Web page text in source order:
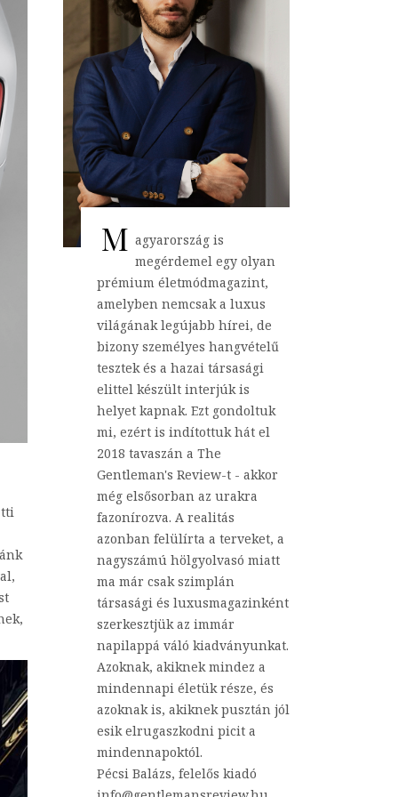
M agyarország is
megérdemel egy olyan
prémium életmódmagazint,
amelyben nemcsak a luxus
világának legújabb hírei, de
bizony személyes hangvételű
tesztek és a hazai társasági
elittel készült interjúk is
helyet kapnak. Ezt gondoltuk
mi, ezért is indítottuk hát el
2018 tavaszán a The
Gentleman's Review-t - akkor
még elsősorban az urakra
fazonírozva. A realitás
azonban felülírta a terveket, a
nagyszámú hölgyolvasó miatt
ma már csak szimplán
társasági és luxusmagazinként
szerkesztjük az immár
napilappá váló kiadványunkat.
Azoknak, akiknek mindez a
mindennapi életük része, és
azoknak is, akiknek pusztán jól
esik elrugaszkodni picit a
mindennapoktól.
Pécsi Balázs, felelős kiadó